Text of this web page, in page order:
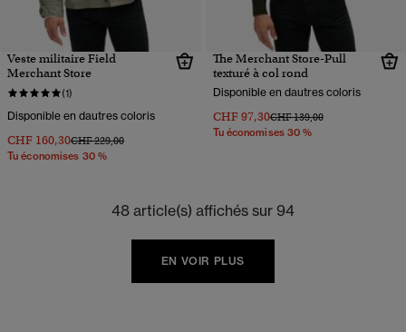
Veste militaire Field
Merchant Store
(1)
Disponible en dautres coloris
CHF 160,30Prix réduit de
CHF 229,00à
Tu économises 30 %
The Merchant Store-Pull
texturé à col rond
Disponible en dautres coloris
CHF 97,30Prix réduit de
CHF 139,00à
Tu économises 30 %
48 article(s) affichés sur 94
EN VOIR PLUS